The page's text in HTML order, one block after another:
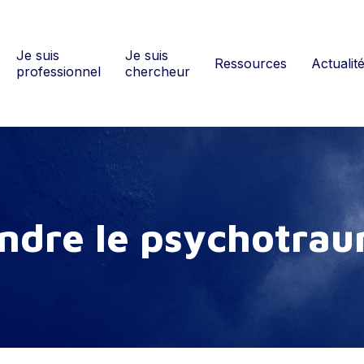
Je suis
professionnel
Je suis
chercheur
Ressources
dre le psychotrau